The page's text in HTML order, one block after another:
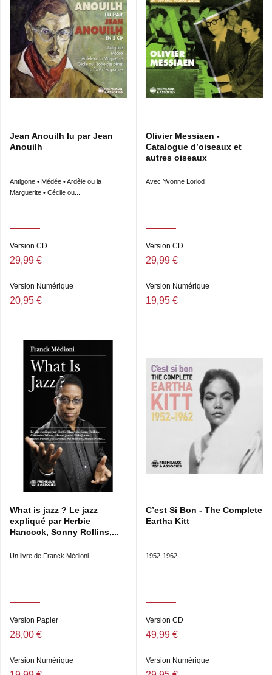
Jean Anouilh lu par Jean
Anouilh
Antigone • Médée • Ardèle ou la
Marguerite • Cécile ou...
Version CD
29,99 €
Version Numérique
20,95 €
Olivier Messiaen -
Catalogue d’oiseaux et
autres oiseaux
Avec Yvonne Loriod
Version CD
29,99 €
Version Numérique
19,95 €
What is jazz ? Le jazz
expliqué par Herbie
Hancock, Sonny Rollins,...
Un livre de Franck Médioni
Version Papier
28,00 €
Version Numérique
C’est Si Bon - The Complete
Eartha Kitt
1952-1962
Version CD
49,99 €
Version Numérique